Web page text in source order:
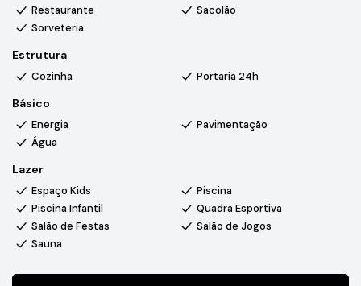
Restaurante
Sacolão
Sorveteria
Estrutura
Cozinha Portaria 24h
Básico
Energia
Pavimentação
Água
Lazer
Espaço Kids
Piscina
Piscina Infantil
Quadra Esportiva
Salão de Festas
Salão de Jogos
Sauna